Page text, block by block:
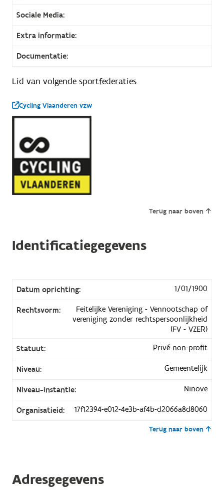
Sociale Media:
Extra informatie:
Documentatie:
Lid van volgende sportfederaties
Cycling Vlaanderen vzw
Terug naar boven
Identificatiegegevens
Datum oprichting: 1/01/1900
Rechtsvorm:
Feitelijke Vereniging - Vennootschap of
vereniging zonder rechtspersoonlijkheid
(FV - VZER)
Statuut:
Privé non-profit
Niveau: Gemeentelijk
Niveau-instantie: Ninove
Organisatieid: 17f12394-e012-4e3b-af4b-d2066a8d8060
Terug naar boven
Adresgegevens